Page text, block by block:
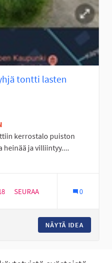
tontti lasten
kerrostalo puiston
heinää ja villiintyy....
Itäinen Seinäjoki
18 SEURAAJAA
SEURAA 0
NÄYTÄ IDEA